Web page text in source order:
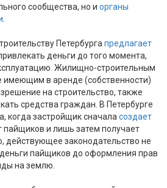
сообщества, но и органы
Петербурга предлагает
деньги до того момента,
Жилищно-строительным
в аренде (собственности)
на строительство, также
средства граждан. В Петербурге
когда застройщик сначала создает
пайщиков и лишь затем получает
действующее законодательство не
пайщиков до оформления прав
на землю.